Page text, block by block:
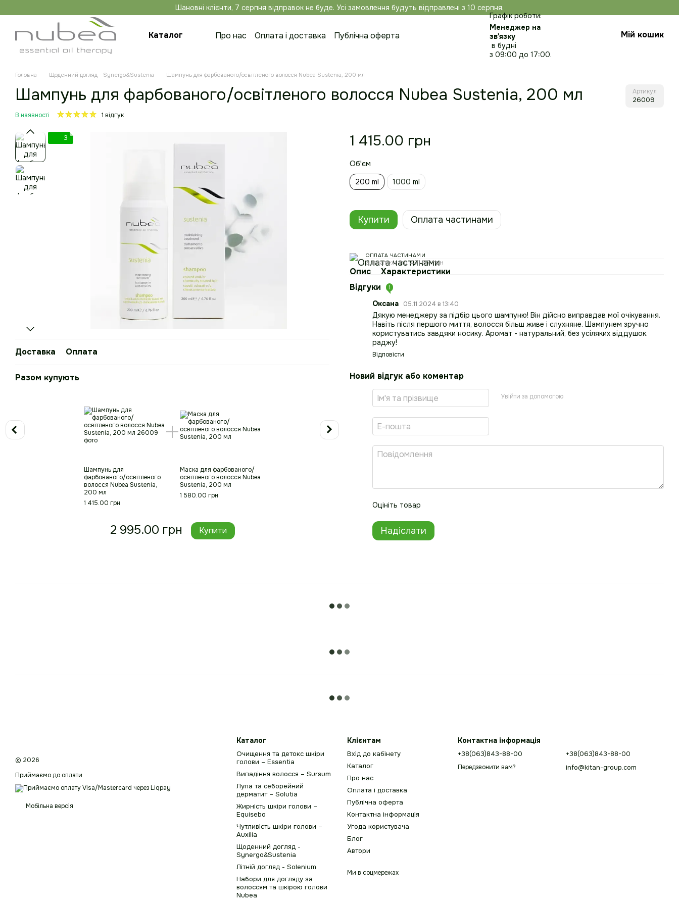
Шановні клієнти, 7 серпня відправок не буде. Усі замовлення будуть відправлені з 10 серпня.
Каталог Про нас Оплата і доставка
Публічна оферта
Графік роботи:
Менеджер на
зв'язку
в будні
з 09:00 до 17:00.
Мій кошик
Головна Щоденний догляд - Synergo&Sustenia Шампунь для фарбованого/освітленого волосся Nubea Sustenia, 200 мл
Шампунь для фарбованого/освітленого волосся Nubea Sustenia, 200 мл Артикул
26009
В наявності 1 відгук
3
Доставка Оплата
Разом купують
Шампунь для
фарбованого/освітленого
волосся Nubea Sustenia,
200 мл
1 415.00 грн
Маска для фарбованого/
освітленого волосся Nubea
Sustenia, 200 мл
1 580.00 грн
2 995.00 грн Купити
Разом купують
1 415.00 грн
1 675.00 грн
3 090.00 грн
1 415.00 грн
Об'єм
200 ml 1000 ml
Купити Оплата частинами
ОПЛАТА ЧАСТИНАМИ
3 платежі по 471.67 грн
Опис
Характеристики
Відгуки
1
Оксана 05.11.2024 в 13:40
Дякую менеджеру за підбір цього шампуню! Він дійсно виправдав мої очікування.
Навіть після першого миття, волосся більш живе і слухняне. Шампунем зручно
користуватись завдяки носику. Аромат - натуральний, без усіляких віддушок.
раджу!
Відповісти
Новий відгук або коментар
Увійти за допомогою
Оцініть товар
Надіслати
© 2026
Приймаємо до оплати
Мобільна версія
Каталог
Очищення та детокс шкіри
голови – Essentia
Випадіння волосся – Sursum
Лупа та себорейний
дерматит – Solutia
Жирність шкіри голови –
Equisebo
Чутливість шкіри голови –
Auxilia
Щоденний догляд -
Synergo&Sustenia
Літній догляд - Solenium
Набори для догляду за
волоссям та шкірою голови
Nubea
Клієнтам
Вхід до кабінету
Каталог
Про нас
Оплата і доставка
Публічна оферта
Контактна інформація
Угода користувача
Блог
Автори
Ми в соцмережах
Контактна інформація
+38(063)843-88-00
Передзвонити вам?
+38(063)843-88-00
info@kitan-group.com